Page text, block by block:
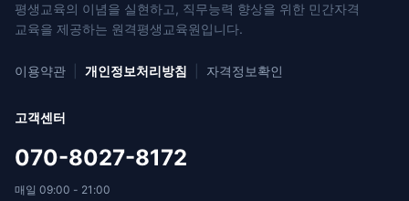
평생교육의 이념을 실현하고, 직무능력 향상을 위한 민간자격
교육을 제공하는 원격평생교육원입니다.
이용약관 개인정보처리방침 자격정보확인
고객센터
070-8027-8172
매일 09:00 - 21:00